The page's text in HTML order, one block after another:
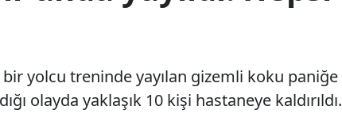
bir yolcu treninde yayılan gizemli koku
olayda yaklaşık 10 kişi hastaneye kaldırıldı.